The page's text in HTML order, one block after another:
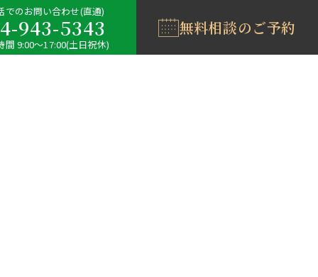
でのお問い合わせ(直通)
943-5343
間 9:00〜17:00(土日祝休)
無料相談のご予約